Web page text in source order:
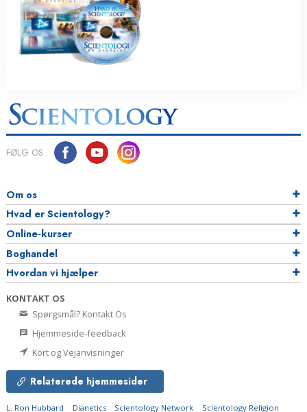
FØLG OS
Om os
Hvad er Scientology?
Online-kurser
Boghandel
Hvordan vi hjælper
KONTAKT OS
Spørgsmål? Kontakt Os
Hjemmeside-feedback
Kort og Vejanvisninger
Relaterede hjemmesider
L. Ron Hubbard Dianetics Scientology Network Scientology Religion